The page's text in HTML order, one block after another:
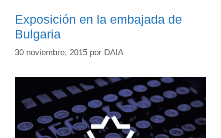
Exposición en la embajada de
Bulgaria
30 noviembre, 2015 por DAIA